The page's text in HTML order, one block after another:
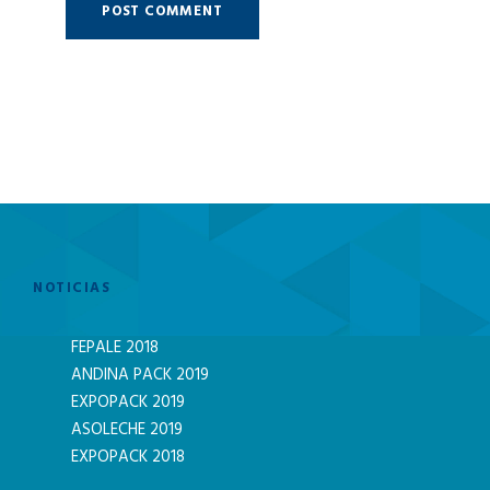
NOTICIAS
FEPALE 2018
ANDINA PACK 2019
EXPOPACK 2019
ASOLECHE 2019
EXPOPACK 2018